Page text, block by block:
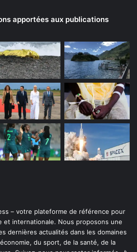
apportées aux publications
– votre plateforme de référence pour
et internationale. Nous proposons une
dernières actualités dans les domaines
du sport, de la santé, de la